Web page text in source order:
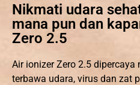
Nikmati udara
mana pun dan
Zero 2.5
Air ionizer Zero 2.5
terbawa udara, virus dan zat